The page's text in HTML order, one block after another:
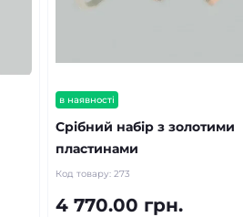
в наявності
Срібний набір з золотими
пластинами
Код товару: 273
4 770.00 грн.